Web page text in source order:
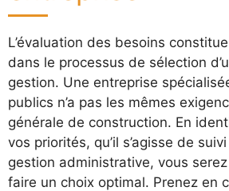
L’évaluation des besoins
dans le processus de sélection
gestion. Une entreprise
publics n’a pas les mêmes
générale de construction. En
vos priorités, qu’il s’agisse de
gestion administrative, vous
faire un choix optimal. Prenez en